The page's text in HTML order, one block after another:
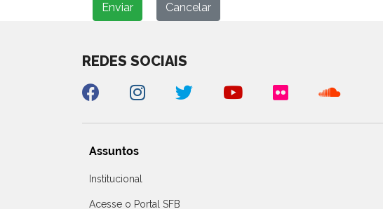
Enviar Cancelar
REDES SOCIAIS
Assuntos
Institucional
Acesse o Portal SFB